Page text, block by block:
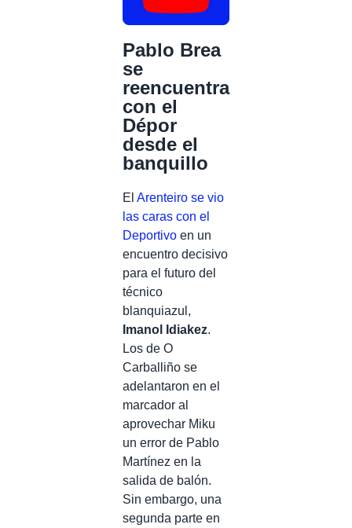
Pablo Brea
se
reencuentra
con el
Dépor
desde el
banquillo
El Arenteiro se vio
las caras con el
Deportivo en un
encuentro decisivo
para el futuro del
técnico
blanquiazul,
Imanol Idiakez.
Los de O
Carballiño se
adelantaron en el
marcador al
aprovechar Miku
un error de Pablo
Martínez en la
salida de balón.
Sin embargo, una
segunda parte en